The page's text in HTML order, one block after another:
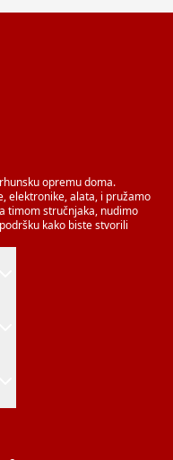
opremu doma.
elektronike, alata, i pružamo
timom stručnjaka, nudimo
kako biste stvorili